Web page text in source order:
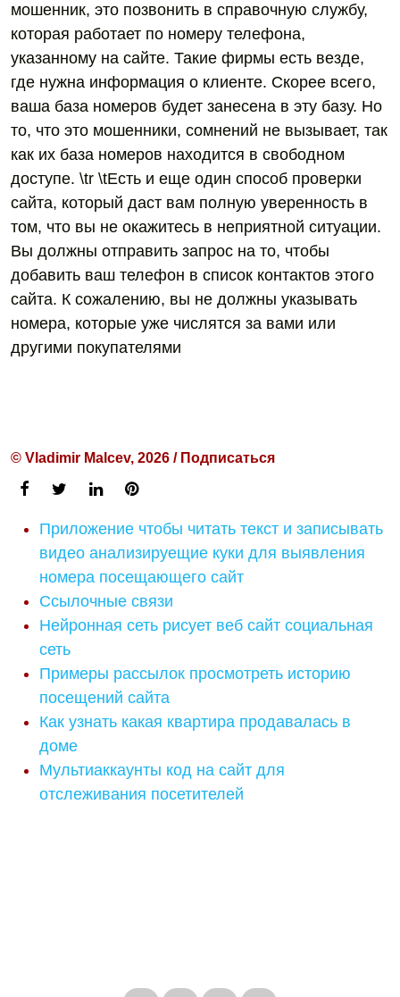
мошенник, это позвонить в справочную службу,
которая работает по номеру телефона,
указанному на сайте. Такие фирмы есть везде,
где нужна информация о клиенте. Скорее всего,
ваша база номеров будет занесена в эту базу. Но
то, что это мошенники, сомнений не вызывает, так
как их база номеров находится в свободном
доступе. \tr \tЕсть и еще один способ проверки
сайта, который даст вам полную уверенность в
том, что вы не окажитесь в неприятной ситуации.
Вы должны отправить запрос на то, чтобы
добавить ваш телефон в список контактов этого
сайта. К сожалению, вы не должны указывать
номера, которые уже числятся за вами или
другими покупателями
© Vladimir Malcev, 2026 / Подписаться
Приложение чтобы читать текст и записывать
видео анализируещие куки для выявления
номера посещающего сайт
Ссылочные связи
Нейронная сеть рисует веб сайт социальная
сеть
Примеры рассылок просмотреть историю
посещений сайта
Как узнать какая квартира продавалась в
доме
Мультиаккаунты код на сайт для
отслеживания посетителей